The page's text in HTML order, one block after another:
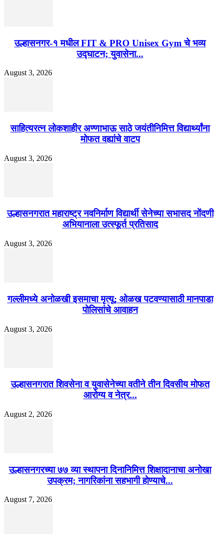
उल्हासनगर-१ मधील FIT & PRO Unisex Gym चे भव्य
उद्घाटन; युवासेना...
August 3, 2026
साहित्यरत्न लोकशाहीर अण्णाभाऊ साठे जयंतीनिमित्त विद्यार्थ्यांना
मोफत वह्यांचे वाटप
August 3, 2026
उल्हासनगरात महाराष्ट्र नवनिर्माण विद्यार्थी सेनेच्या सभासद नोंदणी
अभियानाला उत्स्फूर्त प्रतिसाद
August 3, 2026
गल्लीमध्ये अनोळखी इसमाचा मृत्यू; ओळख पटवण्यासाठी मानपाडा
पोलिसांचे आवाहन
August 3, 2026
उल्हासनगरात शिवसेना व युवासेनेच्या वतीने तीन दिवसीय मोफत
आरोग्य व नेत्र...
August 2, 2026
उल्हासनगरच्या ७७ व्या स्थापना दिनानिमित्त शिक्षादानाचा अनोखा
उपक्रम; नागरिकांना सहभागी होण्याचे...
August 7, 2026